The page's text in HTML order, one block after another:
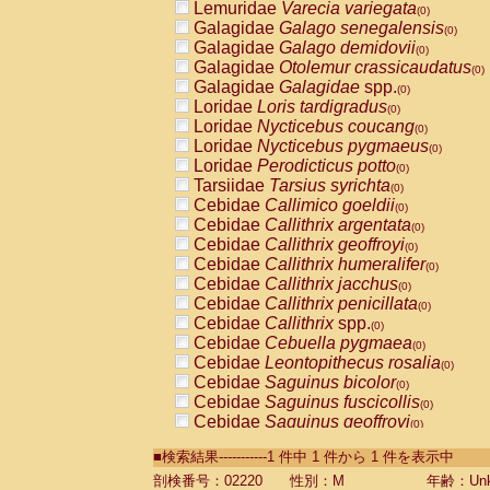
Lemuridae Varecia variegata(0)
Galagidae Galago senegalensis(0)
Galagidae Galago demidovii(0)
Galagidae Otolemur crassicaudatus(0)
Galagidae Galagidae spp.(0)
Loridae Loris tardigradus(0)
Loridae Nycticebus coucang(0)
Loridae Nycticebus pygmaeus(0)
Loridae Perodicticus potto(0)
Tarsiidae Tarsius syrichta(0)
Cebidae Callimico goeldii(0)
Cebidae Callithrix argentata(0)
Cebidae Callithrix geoffroyi(0)
Cebidae Callithrix humeralifer(0)
Cebidae Callithrix jacchus(0)
Cebidae Callithrix penicillata(0)
Cebidae Callithrixspp.(0)
Cebidae Cebuella pygmaea(0)
Cebidae Leontopithecus rosalia(0)
Cebidae Saguinus bicolor(0)
Cebidae Saguinus fuscicollis(0)
Cebidae Saguinus geoffroyi(0)
CebidaeSaguinus labiatus(0)
Cebidae Saguinus leucopus (0)
■検索結果-----------1 件中 1 件から 1 件を表示中
剖検番号：02220
性別：M 年齢：